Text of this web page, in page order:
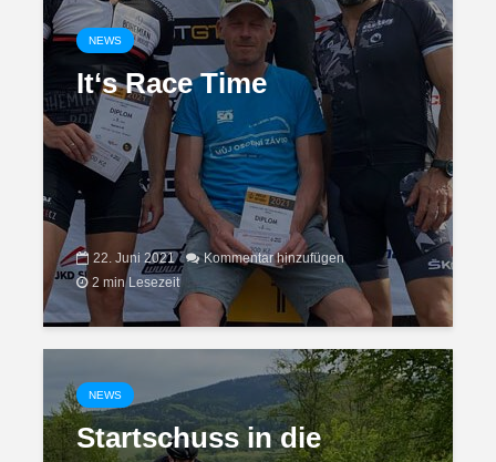
NEWS
It‘s Race Time
22. Juni 2021
Kommentar hinzufügen
2 min Lesezeit
NEWS
Startschuss in die